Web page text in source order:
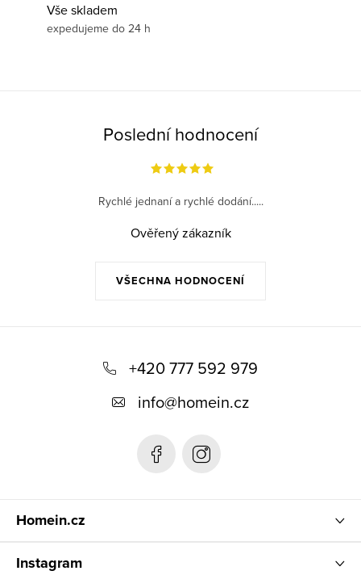
Vše skladem
expedujeme do 24 h
Poslední hodnocení
VŠECHNA HODNOCENÍ
Rychlé jednaní a rychlé dodání.....
Ověřený zákazník
+420 777 592 979
info@homein.cz
Homein.cz
Instagram